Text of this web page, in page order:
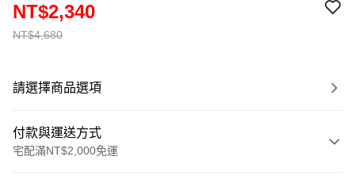
NT$4,680
NT$2,340
請選擇商品選項
付款與運送方式
宅配滿NT$2,000免運